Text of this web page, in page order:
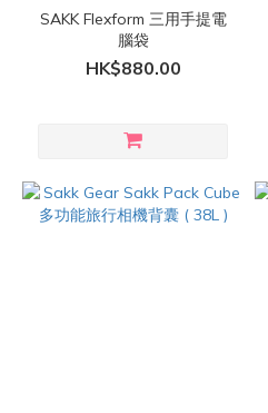
SAKK Flexform 三用手提電
腦袋
HK$880.00